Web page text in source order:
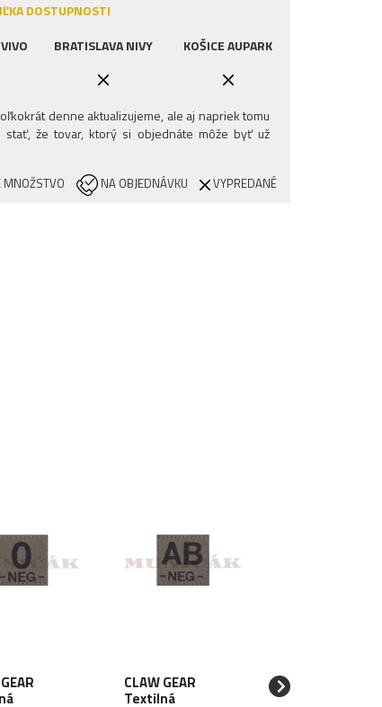
DOSTUPNOSTI
BRATISLAVA NIVY KOŠICE AUPARK
denne aktualizujeme, ale aj napriek tomu
stať, že tovar, ktorý si objednáte môže byť už
NA OBJEDNÁVKU VYPREDANÉ
CLAW GEAR
Textilná
CLAW GEAR
Textilná